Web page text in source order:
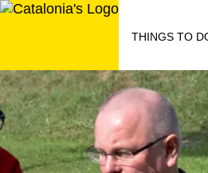
Skip
THINGS TO